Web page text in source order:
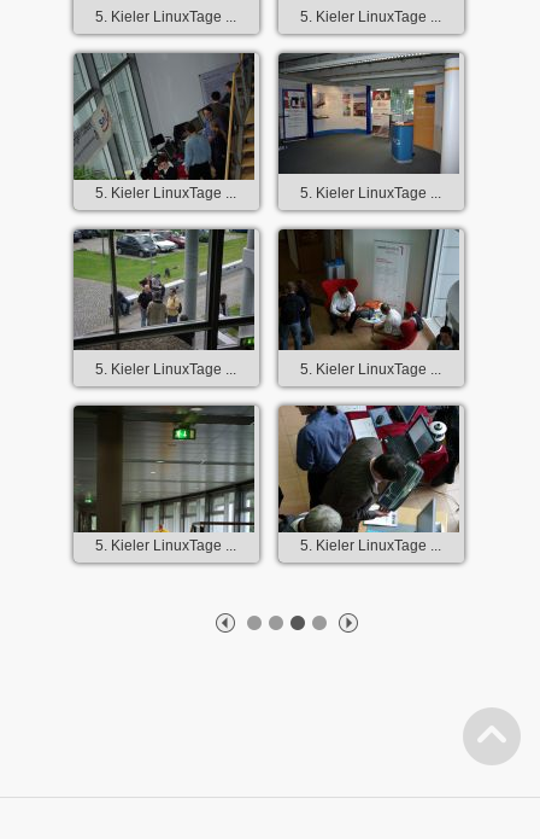
5. Kieler LinuxTage ... 5. Kieler LinuxTage ...
5. Kieler LinuxTage ... 5. Kieler LinuxTage ...
5. Kieler LinuxTage ... 5. Kieler LinuxTage ...
5. Kieler LinuxTage ... 5. Kieler LinuxTage ...